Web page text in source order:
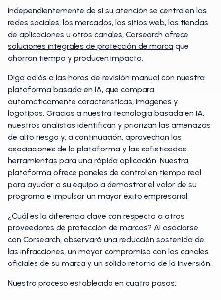
Independientemente de si su atención se centra en las
redes sociales, los mercados, los sitios web, las tiendas
de aplicaciones u otros canales, Corsearch ofrece
soluciones integrales de protección de marca que
ahorran tiempo y producen impacto.
Diga adiós a las horas de revisión manual con nuestra
plataforma basada en IA, que compara
automáticamente características, imágenes y
logotipos. Gracias a nuestra tecnología basada en IA,
nuestros analistas identifican y priorizan las amenazas
de alto riesgo y, a continuación, aprovechan las
asociaciones de la plataforma y las sofisticadas
herramientas para una rápida aplicación. Nuestra
plataforma ofrece paneles de control en tiempo real
para ayudar a su equipo a demostrar el valor de su
programa e impulsar un mayor éxito empresarial.
¿Cuál es la diferencia clave con respecto a otros
proveedores de protección de marcas? Al asociarse
con Corsearch, observará una reducción sostenida de
las infracciones, un mayor compromiso con los canales
oficiales de su marca y un sólido retorno de la inversión.
Nuestro proceso establecido en cuatro pasos: